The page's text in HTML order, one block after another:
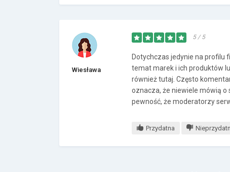
Wiesława
5 / 5
Dotychczas jedynie na profilu
temat marek i ich produktów
również tutaj. Często
oznacza, że niewiele mówią
pewność, że moderatorzy
Przydatna